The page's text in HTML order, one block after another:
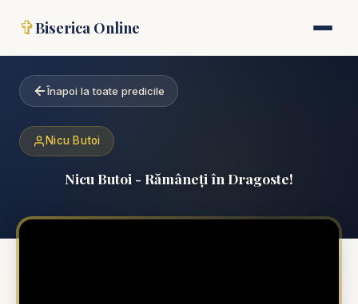
✞Biserica Online
Înapoi la toate predicile
Nicu Butoi
Nicu Butoi - Rămâneți în Dragoste!